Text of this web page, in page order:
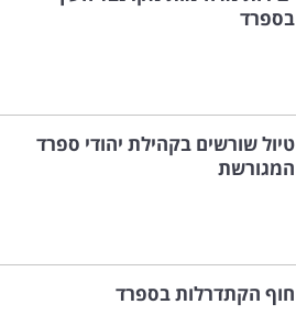
בספרד
טיול שורשים בקהילת יהודי ספרד
המגורשת
חוף הקתדרלות בספרד